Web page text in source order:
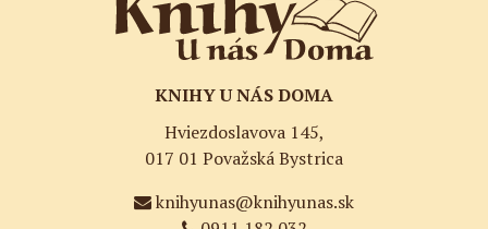
KNIHY U NÁS DOMA
Hviezdoslavova 145,
017 01 Považská Bystrica
knihyunas@knihyunas.sk